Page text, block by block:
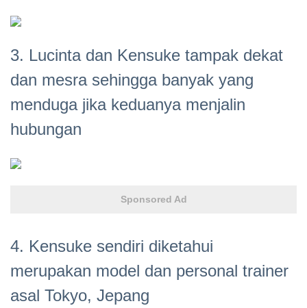
3. Lucinta dan Kensuke tampak dekat
dan mesra sehingga banyak yang
menduga jika keduanya menjalin
hubungan
Sponsored Ad
4. Kensuke sendiri diketahui
merupakan model dan personal trainer
asal Tokyo, Jepang